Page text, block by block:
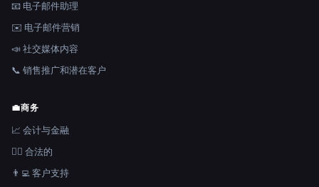
📧 电子邮件助理
✉️ 电子邮件营销
📣 社交媒体内容
📞 销售推广和潜在客户
💼商务
📈 会计与金融
👩‍⚖️ 合法的
👨‍💻 客户支持